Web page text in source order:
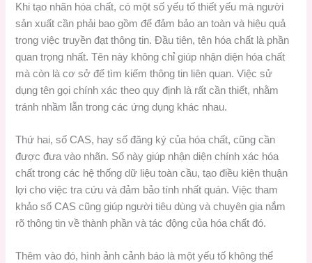
Khi tạo nhãn hóa chất, có một số yếu tố thiết yếu mà người
sản xuất cần phải bao gồm để đảm bảo an toàn và hiệu quả
trong việc truyền đạt thông tin. Đầu tiên, tên hóa chất là phần
quan trọng nhất. Tên này không chỉ giúp nhận diện hóa chất
mà còn là cơ sở để tìm kiếm thông tin liên quan. Việc sử
dụng tên gọi chính xác theo quy định là rất cần thiết, nhằm
tránh nhầm lẫn trong các ứng dụng khác nhau.
Thứ hai, số CAS, hay số đăng ký của hóa chất, cũng cần
được đưa vào nhãn. Số này giúp nhận diện chính xác hóa
chất trong các hệ thống dữ liệu toàn cầu, tạo điều kiện thuận
lợi cho việc tra cứu và đảm bảo tính nhất quán. Việc tham
khảo số CAS cũng giúp người tiêu dùng và chuyên gia nắm
rõ thông tin về thành phần và tác động của hóa chất đó.
Thêm vào đó, hình ảnh cảnh báo là một yếu tố không thể